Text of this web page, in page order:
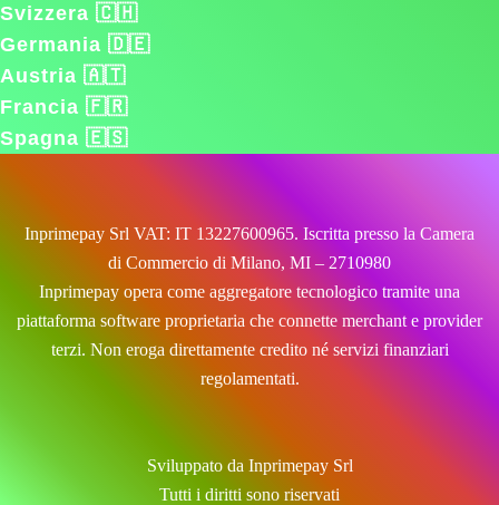
Svizzera 🇨🇭
Germania 🇩🇪
Austria 🇦🇹
Francia 🇫🇷
Spagna 🇪🇸
Inprimepay Srl VAT: IT 13227600965. Iscritta presso la Camera
di Commercio di Milano, MI – 2710980
Inprimepay opera come aggregatore tecnologico tramite una
piattaforma software proprietaria che connette merchant e provider
terzi. Non eroga direttamente credito né servizi finanziari
regolamentati.
Sviluppato da Inprimepay Srl
Tutti i diritti sono riservati